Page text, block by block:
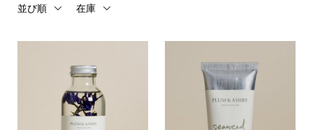
並び順 在庫